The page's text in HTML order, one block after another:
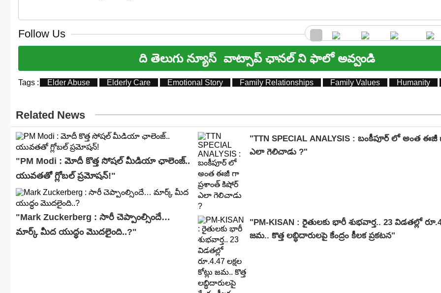
Follow Us
ది తెలుగు న్యూస్ వాట్సాప్ ఛానల్ ని ఫాలో అవ్వండి
Tags : Elder Abuse Elderly Care Emotional Story Family Relationships Family Values Humanity
Related News
"PM Modi : మోదీ కొత్త సోషల్ మీడియా ఛాలెంజ్..
యువతతో గ్లోబల్ ప్రమోషన్!"
"Mark Zuckerberg : సారీ చెప్పాంల్సిందే…
మార్క్ మీద యుద్ధం మొదలైంది..?"
"TTN SPECIAL ANALYSIS : బంకీపూర్ లో అంత
ఎలా గెలిచాడు ?"
"PM-KISAN : రైతులకు భారీ శుభవార్త.. 23 విడతల్లో రూ.4.47 లక్షల కోట్లు
జమ.. కొత్త లబ్ధిదారులపై కేంద్రం కీలక ప్రకటన"